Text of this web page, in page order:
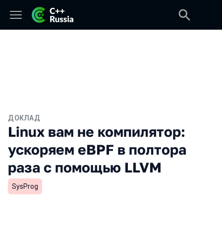
ДОКЛАД
Linux вам не компилятор:
ускоряем eBPF в полтора
раза с помощью LLVM
SysProg